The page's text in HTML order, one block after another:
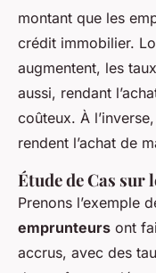
montant que les
crédit immobilier.
augmentent, les
aussi, rendant
coûteux. À
rendent l’achat de
Étude de Cas
Prenons l’exemple
emprunteurs ont
accrus, avec des